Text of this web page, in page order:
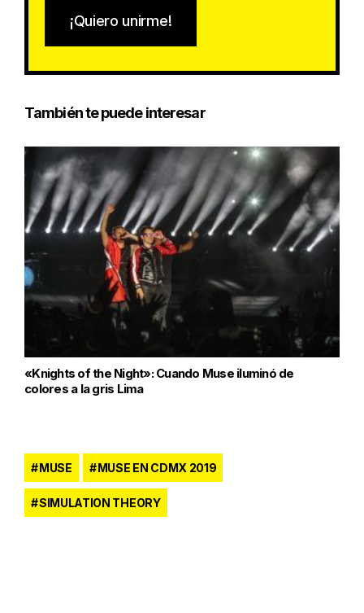
¡Quiero unirme!
También te puede interesar
«Knights of the Night»: Cuando Muse iluminó de
colores a la gris Lima
MUSE MUSE EN CDMX 2019
SIMULATION THEORY